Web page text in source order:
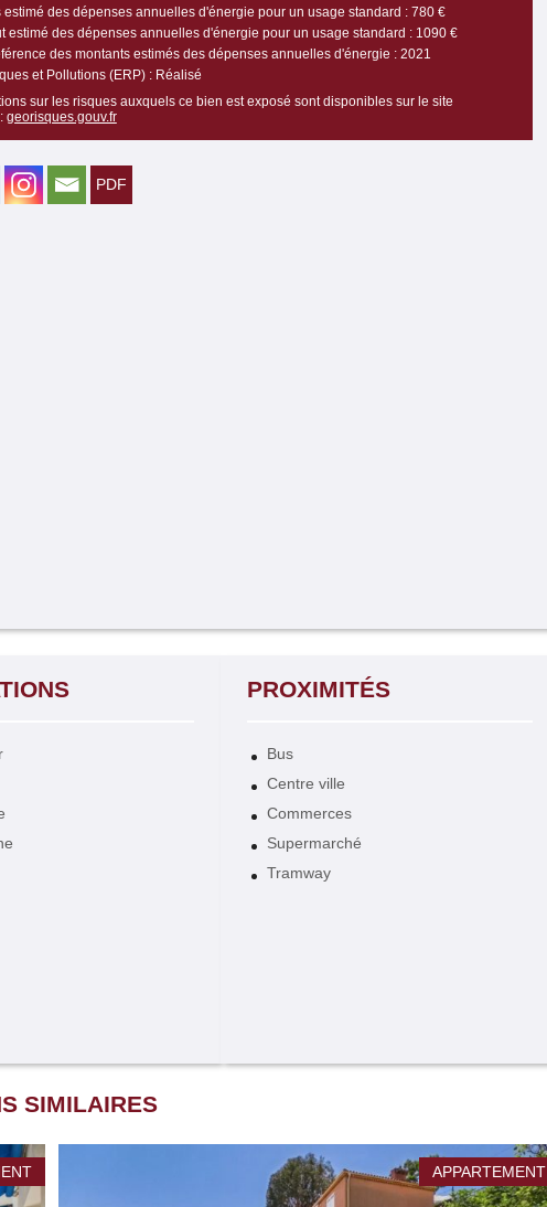
estimé des dépenses annuelles d'énergie pour un usage standard :780 €
estimé des dépenses annuelles d'énergie pour un usage standard :1090 €
des montants estimés des dépenses annuelles d'énergie :2021
et Pollutions (ERP) :Réalisé
sur les risques auxquels ce bien est exposé sont disponibles sur le site
georisques.gouv.fr
PROXIMITÉS
Bus
Centre ville
Commerces
Supermarché
Tramway
SIMILAIRES
APPARTEMENT